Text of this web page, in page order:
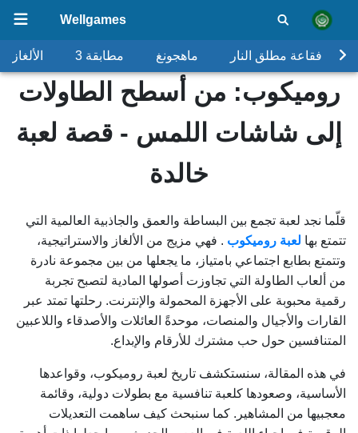
Wellgames
الألغاز مطابقة 3 ماهجونغ فقاعة مطلق النار
روميكوب: من أسطح الطاولات
إلى شاشات اللمس - قصة لعبة
خالدة
قلّما نجد لعبة تجمع بين البساطة والعمق والجاذبية العالمية التي
تتمتع بها لعبة روميكوب . فهي مزيج من الألغاز والاستراتيجية،
وتتمتع بطابع اجتماعي بامتياز، ما يجعلها من بين مجموعة نادرة
من ألعاب الطاولة التي تجاوزت أصولها المادية لتصبح تجربة
رقمية محبوبة على الأجهزة المحمولة والإنترنت. رحلتها تمتد عبر
القارات والأجيال والمنصات، موحدةً العائلات والأصدقاء واللاعبين
المتنافسين حول حب مشترك للأرقام والإبداع.
في هذه المقالة، سنستكشف تاريخ لعبة روميكوب، وقواعدها
الأساسية، وصعودها كلعبة تنافسية مع بطولات دولية، وقائمة
معجبيها من المشاهير. كما سنبحث كيف ساهمت التعديلات